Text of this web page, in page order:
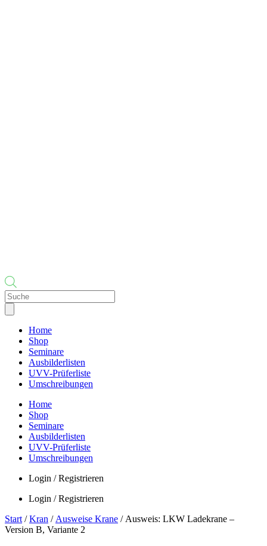
Products
search
Home
Shop
Seminare
Ausbilderlisten
UVV-Prüferliste
Umschreibungen
Home
Shop
Seminare
Ausbilderlisten
UVV-Prüferliste
Umschreibungen
Login / Registrieren
Login / Registrieren
Start /Kran / Ausweise Krane / Ausweis: LKW Ladekrane –
Version B, Variante 2